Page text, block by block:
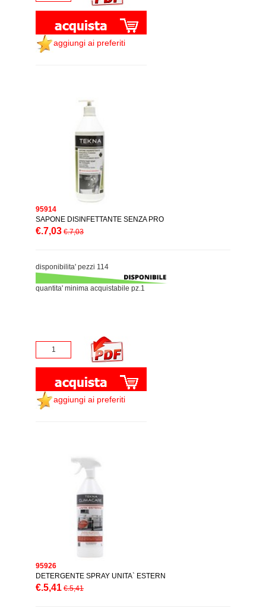
aggiungi ai preferiti
95914
SAPONE DISINFETTANTE SENZA PRO
€.7,03 €.7,03
disponibilita' pezzi 114
quantita' minima acquistabile pz.1
aggiungi ai preferiti
95926
DETERGENTE SPRAY UNITA` ESTERN
€.5,41 €.5,41